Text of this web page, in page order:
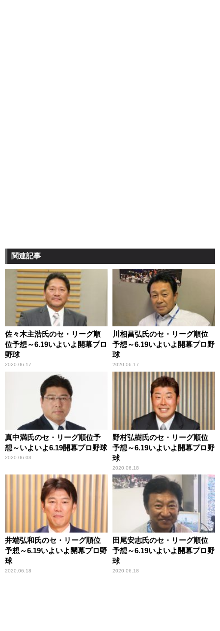
関連記事
佐々木主浩氏のセ・リーグ順
位予想～6.19いよいよ開幕プロ
野球
2020.06.17
川相昌弘氏のセ・リーグ順位
予想～6.19いよいよ開幕プロ野
球
2020.06.17
真中満氏のセ・リーグ順位予
想～いよいよ6.19開幕プロ野球
2020.06.03
野村弘樹氏のセ・リーグ順位
予想～6.19いよいよ開幕プロ野
球
2020.06.18
井端弘和氏のセ・リーグ順位
予想～6.19いよいよ開幕プロ野
球
2020.06.18
田尾安志氏のセ・リーグ順位
予想～6.19いよいよ開幕プロ野
球
2020.06.18